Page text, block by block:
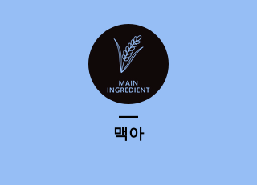
____
맥아